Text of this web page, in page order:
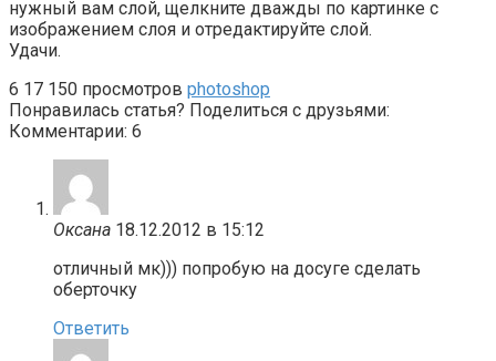
нужный вам слой, щелкните дважды по картинке с
изображением слоя и отредактируйте слой.
Удачи.
6 17 150 просмотров photoshop
Понравилась статья? Поделиться с друзьями:
Комментарии: 6
Оксана 18.12.2012 в 15:12
отличный мк))) попробую на досуге сделать
оберточку
Ответить